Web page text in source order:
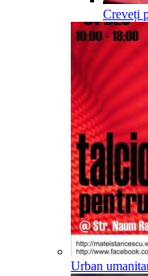
Creveți
Urban